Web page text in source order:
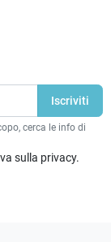
cerca le info di
sulla privacy.